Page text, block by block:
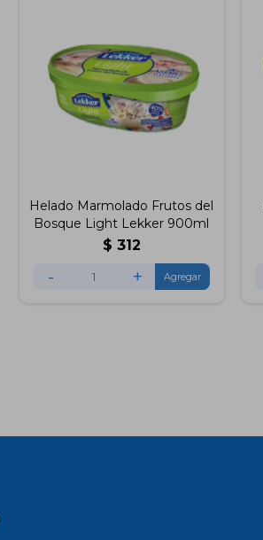
Helado Marmolado Frutos del
Bosque Light Lekker 900ml
$ 312
- +